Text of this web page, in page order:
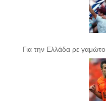
Για την Ελλάδα ρε γαμώτο